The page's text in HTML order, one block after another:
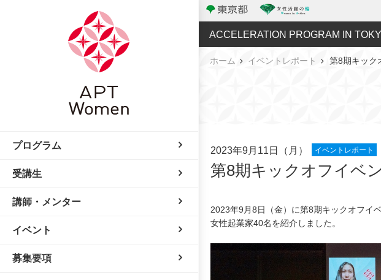
ACCELERATION PROGRAM IN
ホーム イベントレポート 第8期キック
2023年9月11日（月） イベントレポート
第8期キックオフイベ
2023年9月8日（金）に第8期キックオフイ
女性起業家40名を紹介しました。
プログラム
受講生
講師・メンター
イベント
募集要項